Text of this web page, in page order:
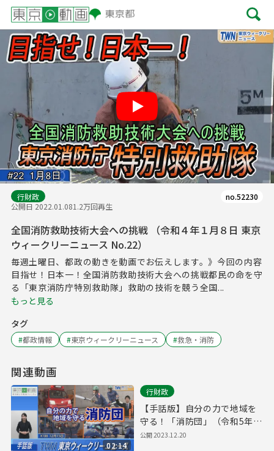
Play
行財政
公開日 2022.01.081.2万回再生
no.52230
全国消防救助技術大会への挑戦 （令和４年１月８日 東京
ウィークリーニュース No.22）
毎週土曜日、都政の動きを動画でお伝えします。》今回の内容
目指せ！日本一！全国消防救助技術大会への挑戦都民の命を守
る「東京消防庁特別救助隊」救助の技術を競う全国...
もっと見る
タグ
#都政情報 #東京ウィークリーニュース #救急・消防
関連動画
02:14
行財政
【手話版】自分の力で地域を
守る！「消防団」（令和5年
12月15日 東京ウィークリーニ
公開2023.12.20